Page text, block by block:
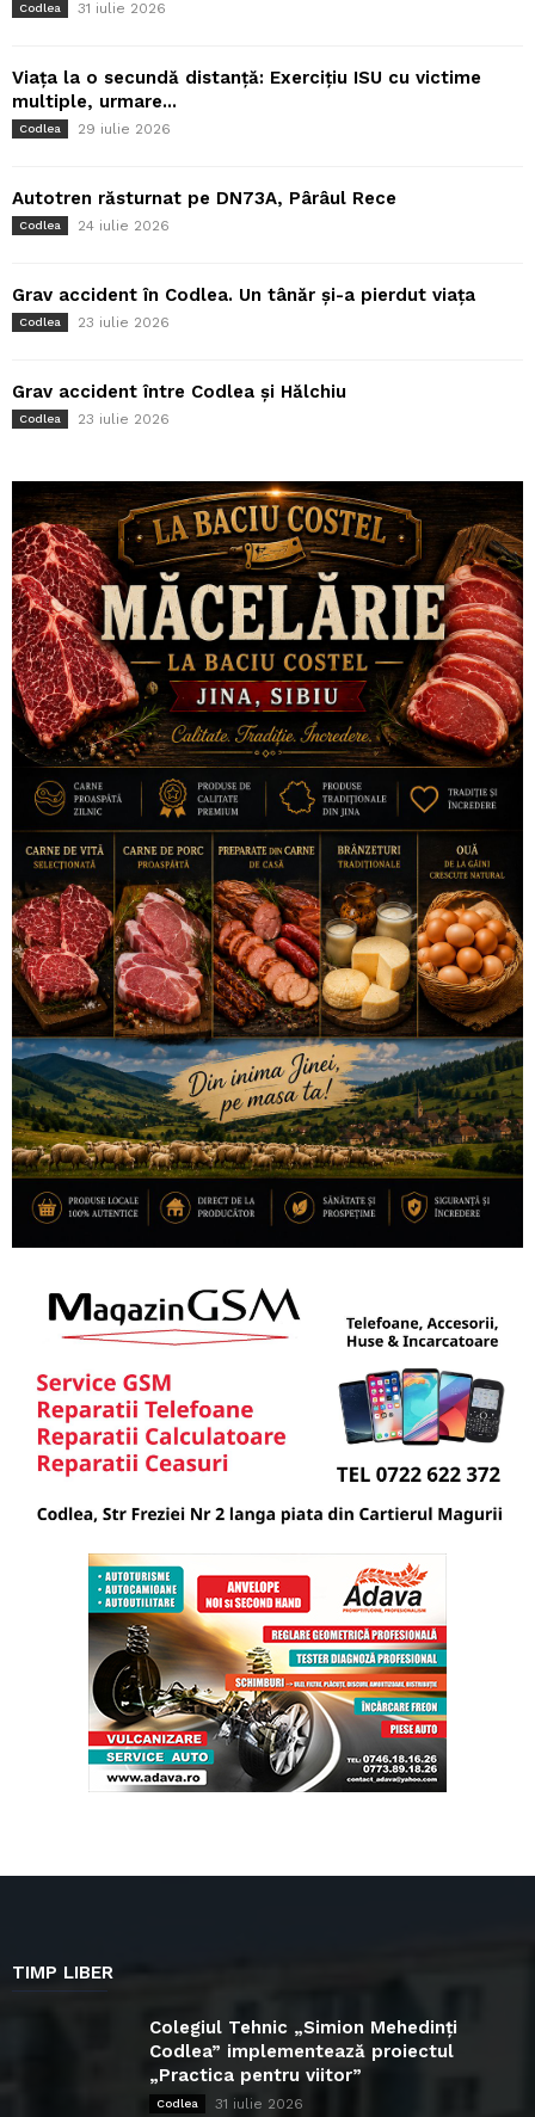
Codlea 31 iulie 2026
Viața la o secundă distanță: Exercițiu ISU cu victime
multiple, urmare...
Codlea 29 iulie 2026
Autotren răsturnat pe DN73A, Pârâul Rece
Codlea 24 iulie 2026
Grav accident în Codlea. Un tânăr și-a pierdut viața
Codlea 23 iulie 2026
Grav accident între Codlea și Hălchiu
Codlea 23 iulie 2026
TIMP LIBER
Colegiul Tehnic „Simion Mehedinți
Codlea” implementează proiectul
„Practica pentru viitor”
Codlea 31 iulie 2026